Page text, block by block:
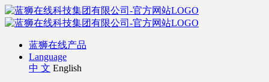
蓝狮在线产品
Language
中 文 English